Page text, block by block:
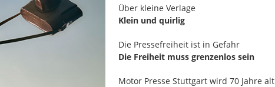
Über kleine Verlage
Klein und quirlig
Die Pressefreiheit ist in Gefahr
Die Freiheit muss grenzenlos sein
Motor Presse Stuttgart wird 70 Jahre alt